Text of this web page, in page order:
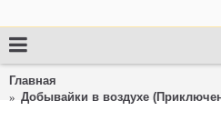
Главная
Добывайки в воздухе